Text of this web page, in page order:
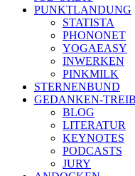
PUNKTLANDUNG
STATISTA
PHONONET
YOGAEASY
INWERKEN
PINKMILK
STERNENBUND
GEDANKEN-
BLOG
LITERATUR
KEYNOTES
PODCASTS
JURY